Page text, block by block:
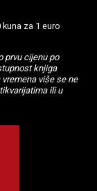
za 1 euro
prvu cijenu po
knjiga
više se ne
ili u